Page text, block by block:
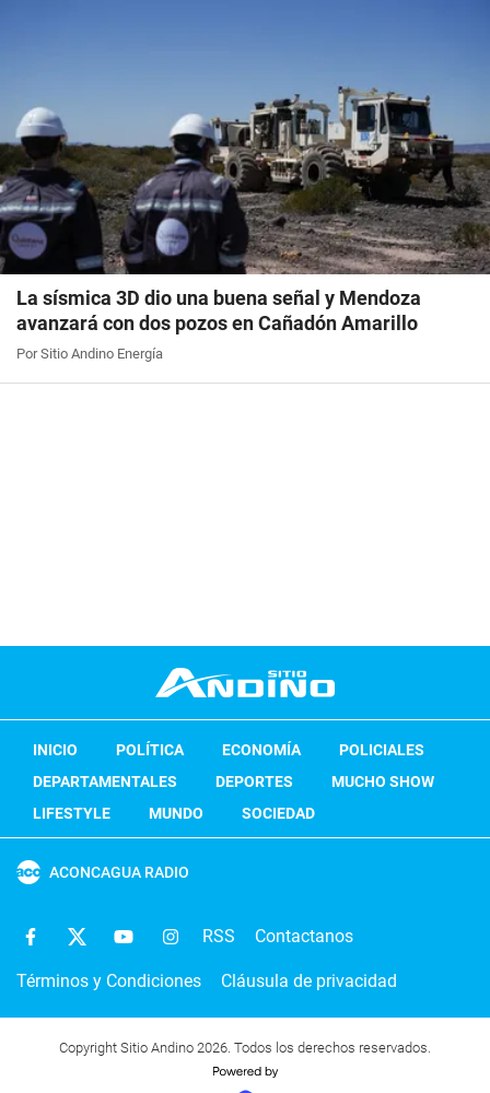
La sísmica 3D dio una buena señal y Mendoza
avanzará con dos pozos en Cañadón Amarillo
Por Sitio Andino Energía
INICIO POLÍTICA ECONOMÍA
POLICIALES
DEPARTAMENTALES
DEPORTES
MUCHO SHOW
LIFESTYLE
MUNDO SOCIEDAD
ACONCAGUA RADIO
RSS Contactanos
Términos y Condiciones Cláusula de privacidad
Copyright Sitio Andino 2026. Todos los derechos reservados.